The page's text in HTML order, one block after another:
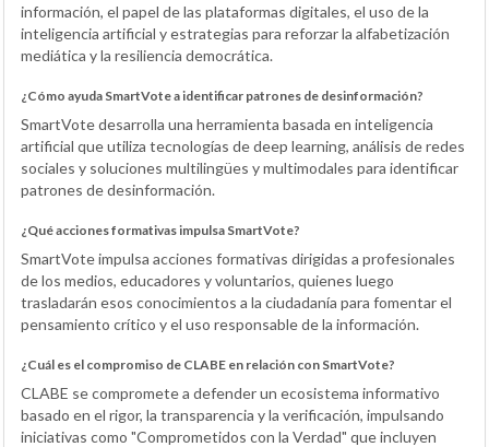
información, el papel de las plataformas digitales, el uso de la
inteligencia artificial y estrategias para reforzar la alfabetización
mediática y la resiliencia democrática.
¿Cómo ayuda SmartVote a identificar patrones de desinformación?
SmartVote desarrolla una herramienta basada en inteligencia
artificial que utiliza tecnologías de deep learning, análisis de redes
sociales y soluciones multilingües y multimodales para identificar
patrones de desinformación.
¿Qué acciones formativas impulsa SmartVote?
SmartVote impulsa acciones formativas dirigidas a profesionales
de los medios, educadores y voluntarios, quienes luego
trasladarán esos conocimientos a la ciudadanía para fomentar el
pensamiento crítico y el uso responsable de la información.
¿Cuál es el compromiso de CLABE en relación con SmartVote?
CLABE se compromete a defender un ecosistema informativo
basado en el rigor, la transparencia y la verificación, impulsando
iniciativas como "Comprometidos con la Verdad" que incluyen